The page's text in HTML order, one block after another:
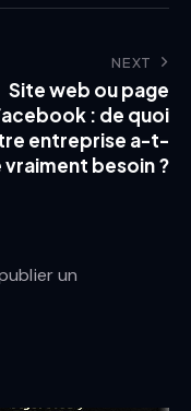
NEXT
Site web ou page
: de quoi
entreprise a-t-
vraiment besoin ?
un